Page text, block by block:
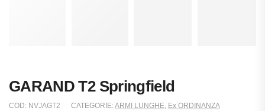
GARAND T2 Springfield
COD: NVJAGT2 CATEGORIE:ARMI LUNGHE, Ex ORDINANZA